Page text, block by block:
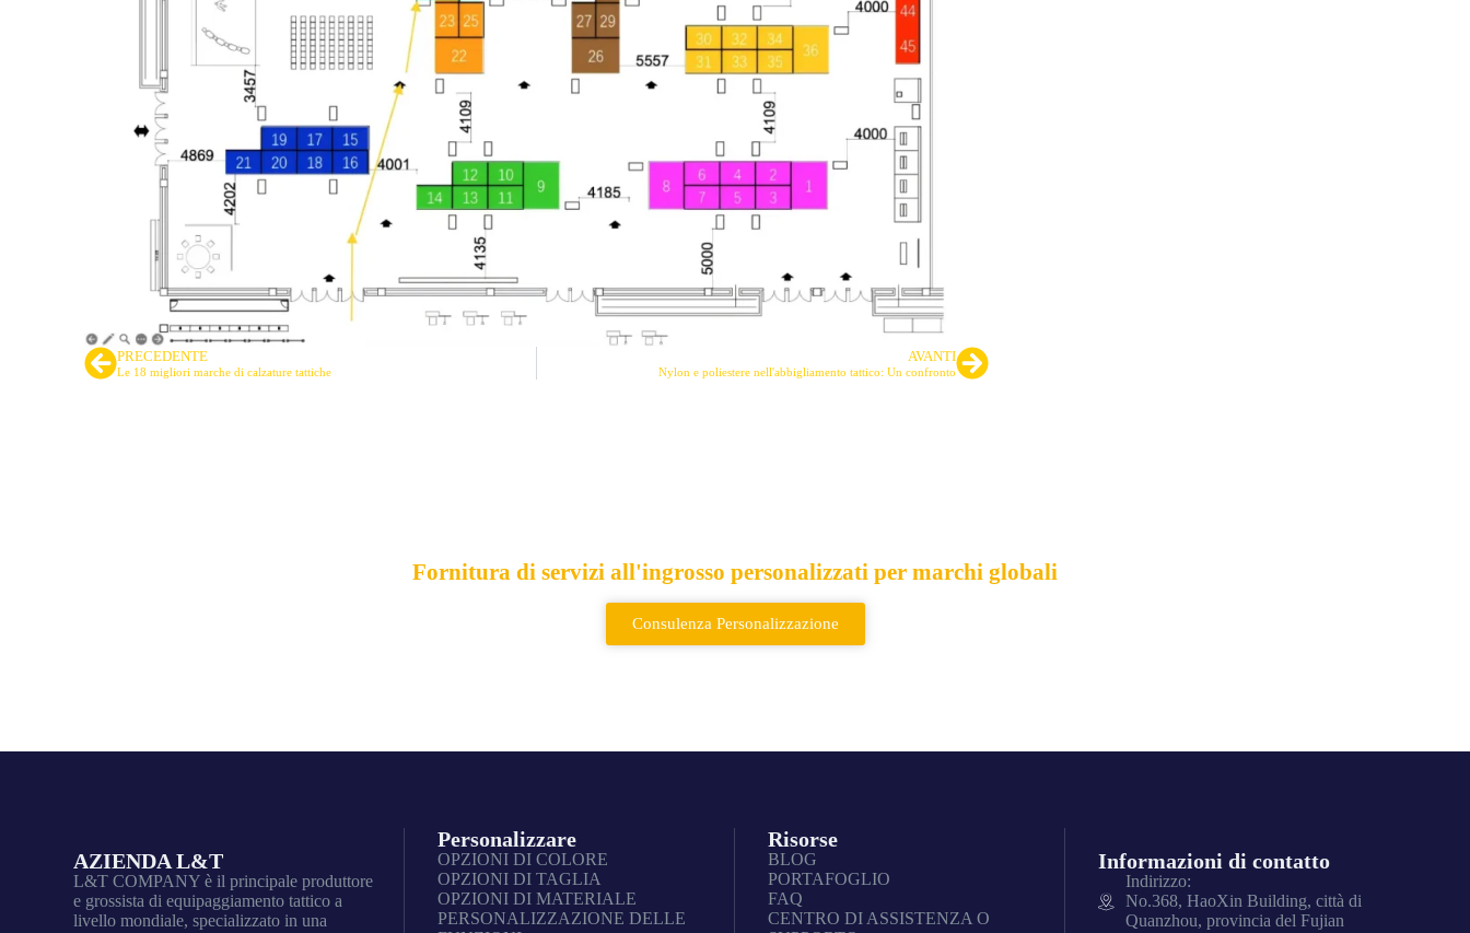
PRECEDENTE
Le 18 migliori marche di calzature tattiche
AVANTI
Nylon e poliestere nell'abbigliamento tattico: Un confronto
Fornitura di servizi all'ingrosso personalizzati per marchi globali
Consulenza Personalizzazione
AZIENDA L&T
L&T COMPANY è il principale produttore
e grossista di equipaggiamento tattico a
livello mondiale, specializzato in una
Personalizzare
OPZIONI DI COLORE
OPZIONI DI TAGLIA
OPZIONI DI MATERIALE
PERSONALIZZAZIONE DELLE
Risorse
BLOG
PORTAFOGLIO
FAQ
CENTRO DI ASSISTENZA O
Informazioni di contatto
Indirizzo:
No.368, HaoXin Building, città di
Quanzhou, provincia del Fujian